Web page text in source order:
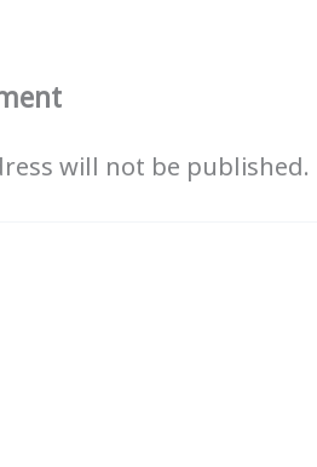
will not be published.